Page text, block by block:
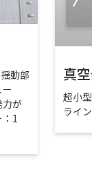
動部
力が
1
真
超小
ライ